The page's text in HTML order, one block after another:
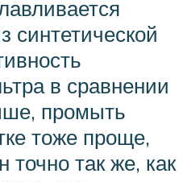
синтетической
в сравнении
промыть
тоже проще,
точно так же, как